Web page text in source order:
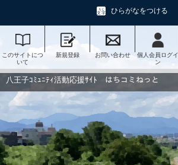
ひらがなをつける
このサイトにつ
いて
新規登録 お問い合わせ
個人会員ログイ
ン
八王子ｺﾐｭﾆﾃｨ活動応援ｻｲﾄ はちコミねっと